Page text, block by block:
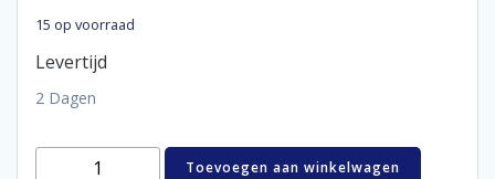
15 op voorraad
Levertijd
2 Dagen
Hose
Toevoegen aan winkelwagen